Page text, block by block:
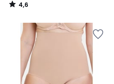
4,6
/